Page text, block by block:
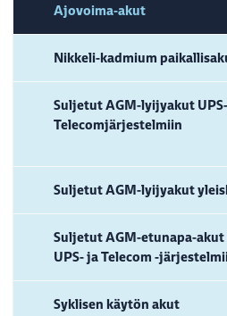
Ajovoima-akut
Nikkeli-kadmium
Suljetut AGM-lyijyakut
Telecomjärjestelmiin
Suljetut AGM-lyijyakut
Suljetut AGM-etunapa-
UPS- ja Telecom -
Syklisen käytön akut